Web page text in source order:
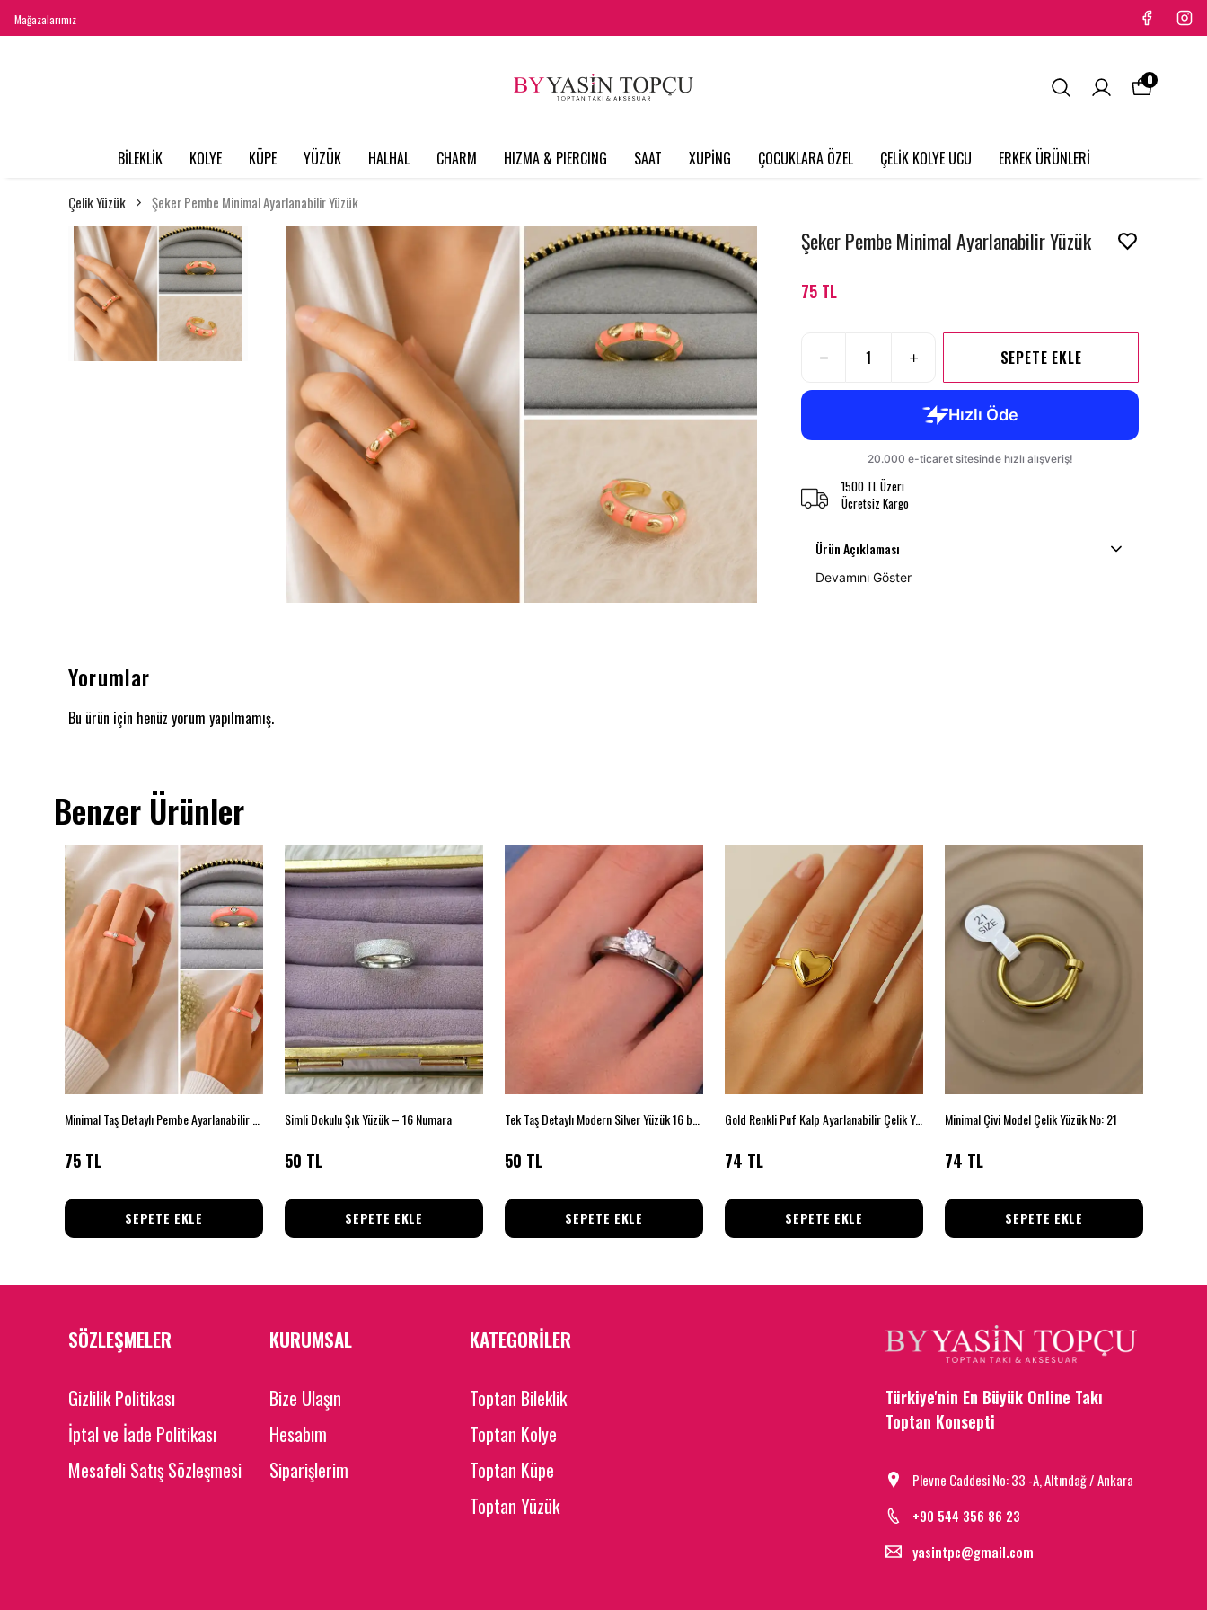
Mağazalarımız
BİLEKLİK KOLYE KÜPE YÜZÜK HALHAL CHARM HIZMA & PIERCING SAAT XUPİNG ÇOCUKLARA ÖZEL ÇELİK KOLYE UCU ERKEK ÜRÜNLERİ
0
Çelik Yüzük Şeker Pembe Minimal Ayarlanabilir Yüzük
Şeker Pembe Minimal Ayarlanabilir Yüzük
75 TL
SEPETE EKLE
1500 TL Üzeri
Ücretsiz Kargo
Ürün Açıklaması
Devamını Göster
Yorumlar
Bu ürün için henüz yorum yapılmamış.
Benzer Ürünler
75 TL
SEPETE EKLE
Simli Dokulu Şık Yüzük – 16 Numara
50 TL
SEPETE EKLE
50 TL
SEPETE EKLE
Gold Renkli Puf Kalp Ayarlanabilir Çelik Yüzük
74 TL
SEPETE EKLE
Minimal Çivi Model Çelik Yüzük No: 21
74 TL
SEPETE EKLE
SÖZLEŞMELER
Gizlilik Politikası
İptal ve İade Politikası
Mesafeli Satış Sözleşmesi
KURUMSAL
Bize Ulaşın
Hesabım
Siparişlerim
KATEGORİLER
Toptan Bileklik
Toptan Kolye
Toptan Küpe
Toptan Yüzük
Türkiye'nin En Büyük Online Takı
Toptan Konsepti
Plevne Caddesi No: 33 -A, Altındağ / Ankara
+90 544 356 86 23
yasintpc@gmail.com